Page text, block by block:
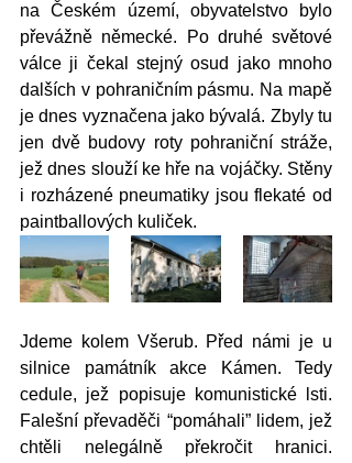
na Českém území, obyvatelstvo bylo
převážně německé. Po druhé světové
válce ji čekal stejný osud jako mnoho
dalších v pohraničním pásmu. Na mapě
je dnes vyznačena jako bývalá. Zbyly tu
jen dvě budovy roty pohraniční stráže,
jež dnes slouží ke hře na vojáčky. Stěny
i rozházené pneumatiky jsou flekaté od
paintballových kuliček.
Jdeme kolem Všerub. Před námi je u
silnice památník akce Kámen. Tedy
cedule, jež popisuje komunistické lsti.
Falešní převaděči “pomáhali” lidem, jež
chtěli nelegálně překročit hranici.